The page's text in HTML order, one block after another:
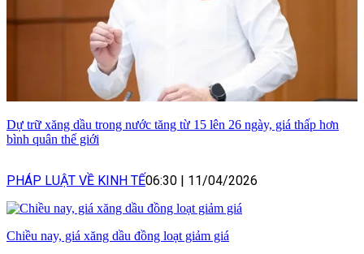
Dự trữ xăng dầu trong nước tăng từ 15 lên 26 ngày, giá thấp hơn
bình quân thế giới
PHÁP LUẬT VỀ KINH TẾ06:30 | 11/04/2026
Chiều nay, giá xăng dầu đồng loạt giảm giá